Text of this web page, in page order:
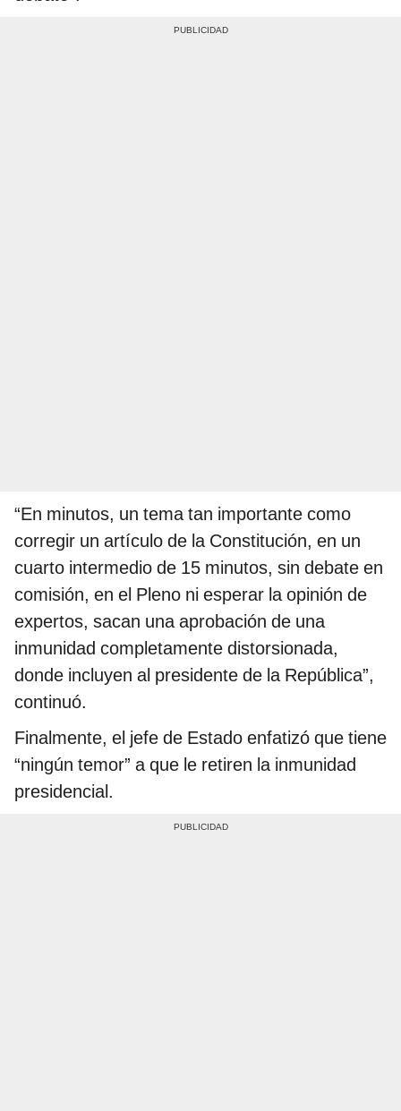
“En minutos, un tema tan importante como
corregir un artículo de la Constitución, en un
cuarto intermedio de 15 minutos, sin debate en
comisión, en el Pleno ni esperar la opinión de
expertos, sacan una aprobación de una
inmunidad completamente distorsionada,
donde incluyen al presidente de la República”,
continuó.
Finalmente, el jefe de Estado enfatizó que tiene
“ningún temor” a que le retiren la inmunidad
presidencial.